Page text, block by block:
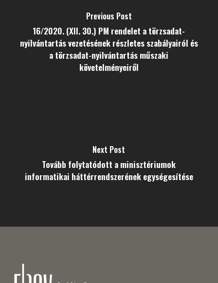
Previous Post
16/2020. (XII. 30.) PM rendelet a törzsadat-
nyilvántartás vezetésének részletes szabályairól és
a törzsadat-nyilvántartás műszaki
követelményeiről
Next Post
Tovább folytatódott a minisztériumok
informatikai háttérrendszerének egységesítése